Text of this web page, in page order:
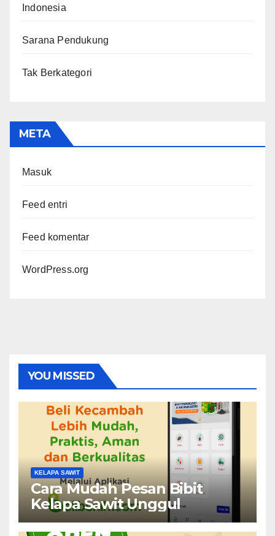
Indonesia
Sarana Pendukung
Tak Berkategori
META
Masuk
Feed entri
Feed komentar
WordPress.org
YOU MISSED
KELAPA SAWIT
Cara Mudah Pesan Bibit
Kelapa Sawit Unggul